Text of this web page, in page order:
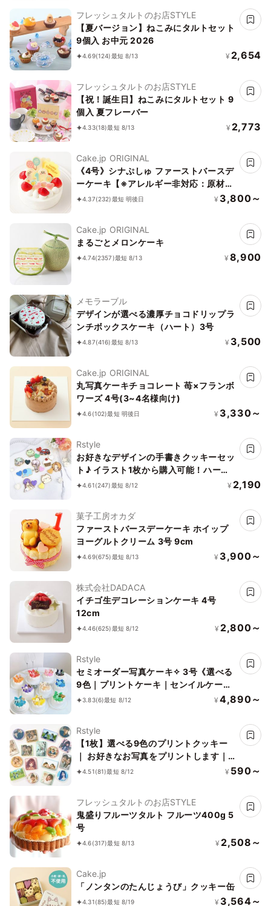
フレッシュタルトのお店STYLE
【夏バージョン】ねこみにタルトセット
9個入 お中元 2026
4.69(124)最短 8/13 ¥ 2,654
フレッシュタルトのお店STYLE
【祝！誕生日】ねこみにタルトセット 9
個入 夏フレーバー
4.33(18)最短 8/13 ¥ 2,773
Cake.jp ORIGINAL
《4号》シナぷしゅ ファーストバースデ
ーケーキ【※アレルギー非対応：原材料
の一部に、小麦・卵・乳成分・大豆を含
4.37(232)最短 明後日 ¥ 3,800～
Cake.jp ORIGINAL
まるごとメロンケーキ
4.74(2357)最短 8/13 ¥ 8,900
メモラーブル
デザインが選べる濃厚チョコドリップラ
ンチボックスケーキ（ハート）3号
4.87(416)最短 8/13 ¥ 3,500
Cake.jp ORIGINAL
丸写真ケーキチョコレート 苺×フランボ
ワーズ 4号(3~4名様向け)
4.6(102)最短 明後日 ¥ 3,330～
Rstyle
お好きなデザインの手書きクッキーセッ
ト♪ イラスト1枚から購入可能！ハート
付き《イラストクッキー｜頂いた画像か
4.61(247)最短 8/12 ¥ 2,190
菓子工房オカダ
ファーストバースデーケーキ ホイップ
ヨーグルトクリーム 3号 9cm
4.69(675)最短 8/13 ¥ 3,900～
株式会社DADACA
イチゴ生デコレーションケーキ 4号
12cm
4.46(625)最短 8/12 ¥ 2,800～
Rstyle
セミオーダー写真ケーキ✧ 3号《選べる
9色｜プリントケーキ｜センイルケーキ
｜リボン｜薔薇｜お好きなお写真と数字
3.83(6)最短 8/12 ¥ 4,890～
Rstyle
【1枚】選べる9色のプリントクッキー
｜ お好きなお写真をプリントします｜1
枚から注文OK！
4.51(81)最短 8/12 ¥ 590～
フレッシュタルトのお店STYLE
鬼盛りフルーツタルト フルーツ400g 5
号
4.6(317)最短 8/13 ¥ 2,508～
Cake.jp
「ノンタンのたんじょうび」クッキー缶
4.31(85)最短 8/19 ¥ 3,564～